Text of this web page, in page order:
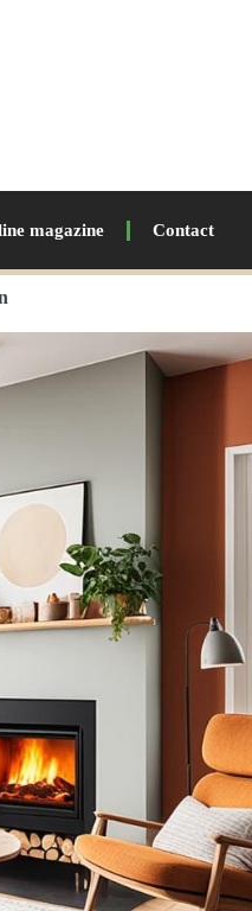
magazine Contact